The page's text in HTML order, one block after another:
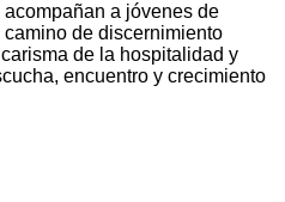
a jóvenes de
de discernimiento
de la hospitalidad y
encuentro y crecimiento